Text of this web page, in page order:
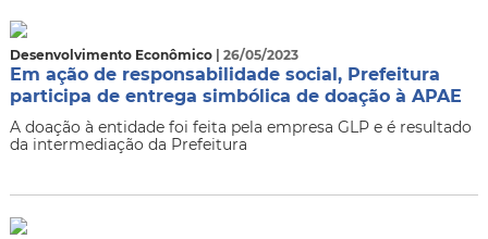
Desenvolvimento Econômico | 26/05/2023
Em ação de responsabilidade social, Prefeitura
participa de entrega simbólica de doação à APAE
A doação à entidade foi feita pela empresa GLP e é resultado
da intermediação da Prefeitura